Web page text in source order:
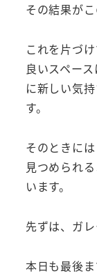
その結果がこ
これを片づ
良いスペー
に新しい気
す。
そのときに
見つめられ
います。
先ずは、ガ
本日も最後